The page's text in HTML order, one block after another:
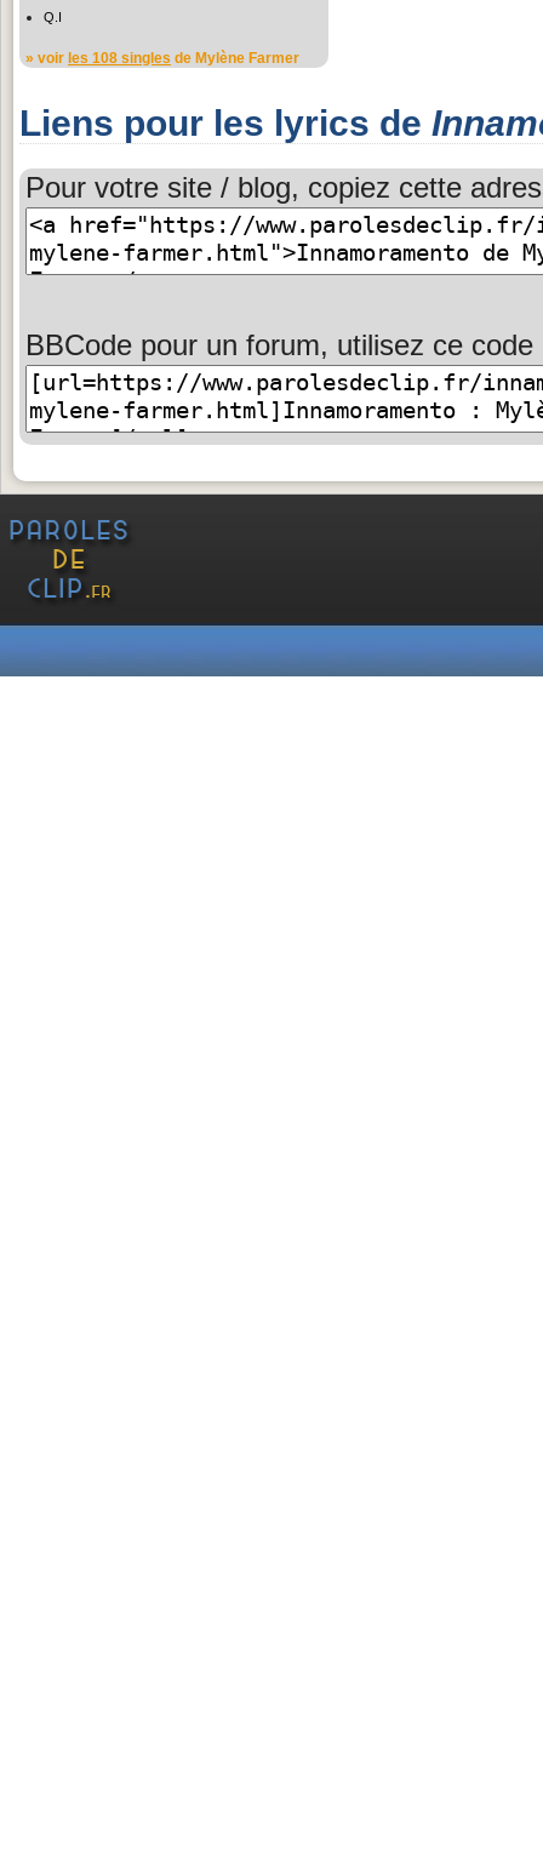
Q.I
» voir les 108 singles de Mylène Farmer
Liens pour les lyrics de
Pour votre site / blog, copiez cette
BBCode pour un forum, utilisez ce code